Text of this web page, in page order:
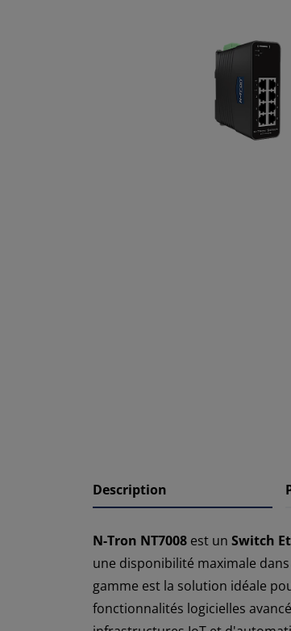
Description
N-Tron NT7008 est un Switch
une disponibilité maximale
gamme est la solution idéale
fonctionnalités logicielles